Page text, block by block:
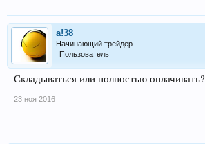
a!38
Начинающий трейдер
Пользователь
Складываться или полностью оплачивать?
23 ноя 2016